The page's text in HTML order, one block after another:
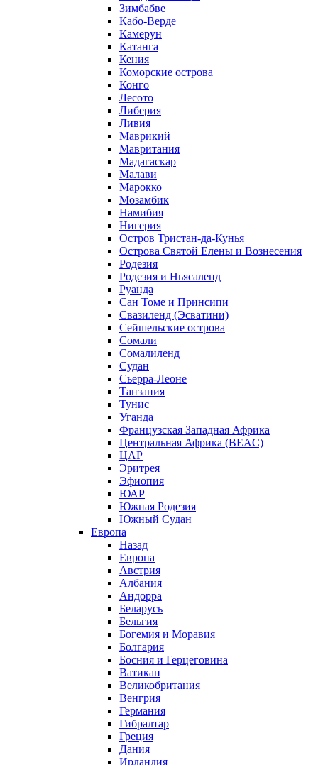
Зимбабве
Кабо-Верде
Камерун
Катанга
Кения
Коморские острова
Конго
Лесото
Либерия
Ливия
Маврикий
Мавритания
Мадагаскар
Малави
Марокко
Мозамбик
Намибия
Нигерия
Остров Тристан-да-Кунья
Острова Святой Елены и Вознесения
Родезия
Родезия и Ньясаленд
Руанда
Сан Томе и Принсипи
Свазиленд (Эсватини)
Сейшельские острова
Сомали
Сомалиленд
Судан
Сьерра-Леоне
Танзания
Тунис
Уганда
Французская Западная Африка
Центральная Африка (BEAC)
ЦАР
Эритрея
Эфиопия
ЮАР
Южная Родезия
Южный Судан
Европа
Назад
Европа
Австрия
Албания
Андорра
Беларусь
Бельгия
Богемия и Моравия
Болгария
Босния и Герцеговина
Ватикан
Великобритания
Венгрия
Германия
Гибралтар
Греция
Дания
Ирландия